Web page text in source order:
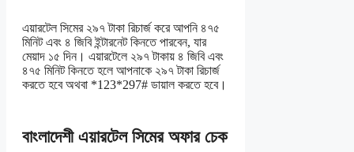
এয়ারটেল সিমের ২৯৭ টাকা রিচার্জ করে আপনি ৪৭৫
মিনিট এবং ৪ জিবি ইন্টারনেট কিনতে পারবেন, যার
মেয়াদ ১৫ দিন। এয়ারটেলে ২৯৭ টাকায় ৪ জিবি এবং
৪৭৫ মিনিট কিনতে হলে আপনাকে ২৯৭ টাকা রিচার্জ
করতে হবে অথবা *123*297# ডায়াল করতে হবে।
বাংলাদেশী এয়ারটেল সিমের অফার চেক